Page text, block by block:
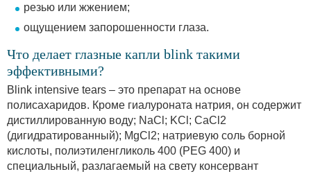
резью или жжением;
ощущением запорошенности глаза.
Что делает глазные капли blink такими
эффективными?
Blink intensive tears – это препарат на основе
полисахаридов. Кроме гиалуроната натрия, он содержит
дистиллированную воду; NaCl; KCl; CaCl2
(дигидратированный); MgCl2; натриевую соль борной
кислоты, полиэтиленгликоль 400 (PEG 400) и
специальный, разлагаемый на свету консервант